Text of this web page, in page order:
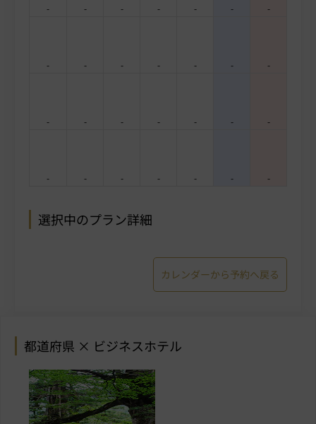
- - - - - - -
- - - - - - -
- - - - - - -
- - - - - - -
選択中のプラン詳細
カレンダーから予約へ戻る
都道府県 × ビジネスホテル